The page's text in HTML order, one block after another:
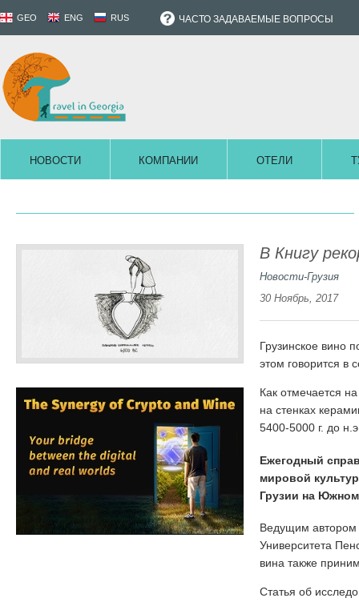
GEO ENG RUS ЧАСТО ЗАДАВАЕМЫЕ ВОПРОСЫ
НОВОСТИ КОМПАНИИ ОТЕЛИ
В Книгу
Новости-Грузия
30 Ноябрь, 2017
Грузинское вино
этом говорится
Как отмечается
на стенках
5400-5000 г. до
Ежегодный
мировой
Грузии на Южном
Ведущим автором
Университета
вина также
Статья об